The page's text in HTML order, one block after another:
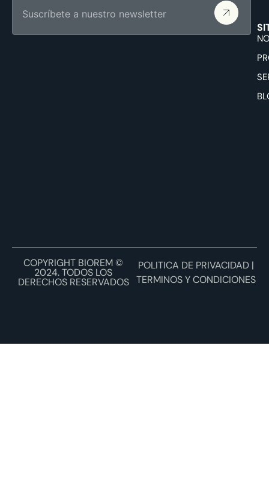
COPYRIGHT BIOREM ©
2024. TODOS LOS
DERECHOS RESERVADOS
POLITICA DE PRIVACIDAD |
TERMINOS Y CONDICIONES